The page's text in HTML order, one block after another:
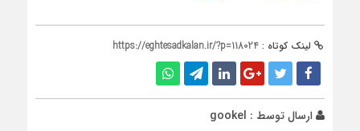
لینک کوتاه : https://eghtesadkalan.ir/?p=118024
ارسال توسط : gookel